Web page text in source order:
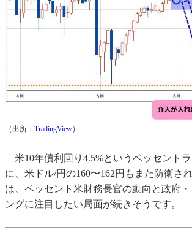
（出所： TradingView）
米10年債利回り4.5%というベッセント
に、米ドル/円の160〜162円もまた防衛さ
は、ベッセント米財務長官の動向と政府
ングに注目したい局面が続きそうです。